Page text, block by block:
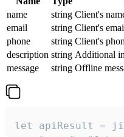
name
string Client's
email
string Client's
phone
string Client's
description string Additional
message
string Offline
let apiResult =